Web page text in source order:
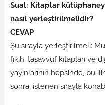
Sual: Kitaplar
nasıl yerleştirilmelidir?
CEVAP
Şu sırayla yerleştirilmeli:
fıkıh, tasavvuf kitapları ve
yayınlarının hepsinde, bu
sonra, istenen sırayla